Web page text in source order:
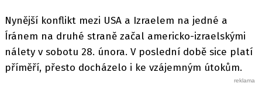
Nynější konflikt mezi USA a Izraelem na jedné a
Íránem na druhé straně začal americko-izraelskými
nálety v sobotu 28. února. V poslední době sice platí
příměří, přesto docházelo i ke vzájemným útokům.